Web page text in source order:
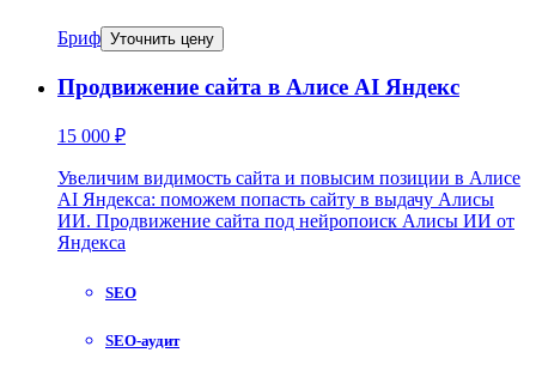
Бриф Уточнить цену
Продвижение сайта в Алисе AI Яндекс
15 000 ₽
Увеличим видимость сайта и повысим позиции в Алисе
AI Яндекса: поможем попасть сайту в выдачу Алисы
ИИ. Продвижение сайта под нейропоиск Алисы ИИ от
Яндекса
SEO
SEO-аудит